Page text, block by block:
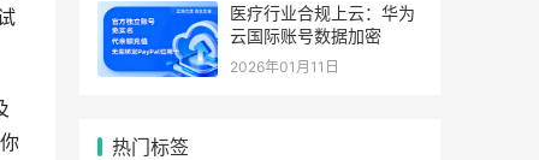
医疗行业合规上云：华为
云国际账号数据加密
2026年01月11日
热门标签